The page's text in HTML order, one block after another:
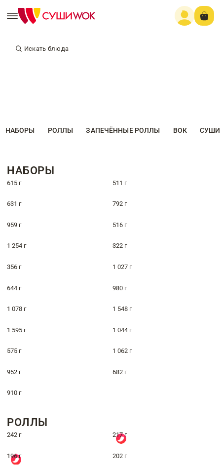
Искать блюда
НАБОРЫ РОЛЛЫ ЗАПЕЧЁННЫЕ РОЛЛЫ ВОК СУШИ
НАБОРЫ
615 г 511 г
631 г 792 г
959 г 516 г
1 254 г 322 г
356 г 1 027 г
644 г 980 г
1 078 г 1 548 г
1 595 г 1 044 г
575 г 1 062 г
952 г 682 г
910 г
РОЛЛЫ
242 г 217 г
196 г 202 г